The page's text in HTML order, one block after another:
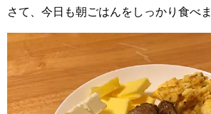
さて、今日も朝ごはんをしっかり食べま